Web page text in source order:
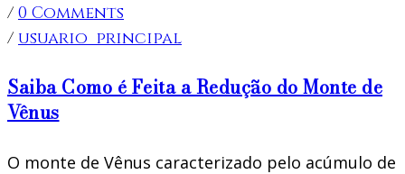
/ 0 Comments
/ usuario_principal
Saiba Como é Feita a Redução do Monte de
Vênus
O monte de Vênus caracterizado pelo acúmulo de